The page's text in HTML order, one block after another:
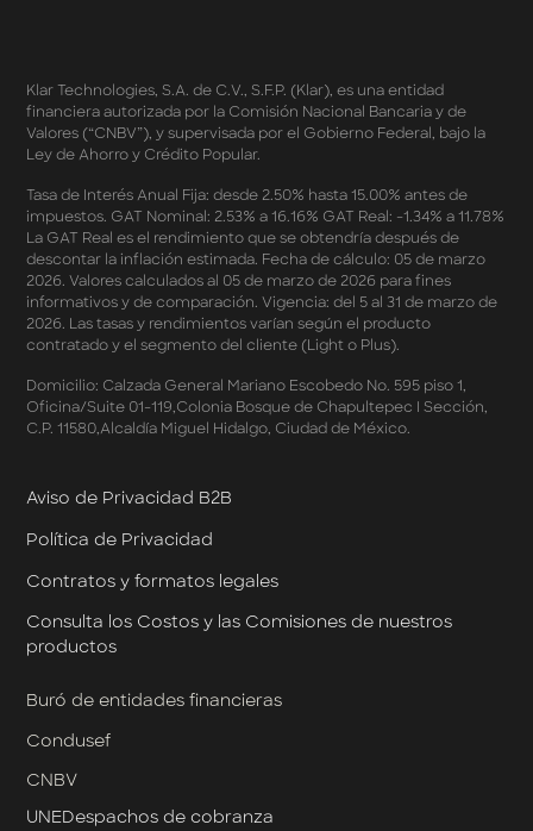
Términos y Condiciones – Fechas Dobles “3 de 3” 2026
Mercado Libre
Términos y Condiciones - Reducción Tasa de Interés en
Términos y Condiciones - Apartados - Tasas
Preferentes Febrero 2026
Términos y Condiciones - Programa de Cashback
AWIN
Pago de Servicios a MSI – Supermercados Enero -
Marzo 2026
Términos y Condiciones - Meses Sin Intereses y SplitK
Cashback
Términos y Condiciones Aplicables a la Tarjeta de
Apartados
Mastercard
Términos y Condiciones de Klar Plus
Klar Empresarial
Términos y Condiciones - Rendimiento Preferencial en
Cuentas Empresariales
Términos y Condiciones de Promociones de Klar
Términos y Condiciones de Promociones de Klar
Empresarial por Designación
Klar Technologies, S.A. de C.V., S.F.P. (Klar), es una entidad
financiera autorizada por la Comisión Nacional Bancaria y de
Valores (“CNBV”), y supervisada por el Gobierno Federal, bajo la
Ley de Ahorro y Crédito Popular.
Tasa de Interés Anual Fija: desde 2.50% hasta 15.00% antes de
impuestos. GAT Nominal: 2.53% a 16.16% GAT Real: -1.34% a 11.78%
La GAT Real es el rendimiento que se obtendría después de
descontar la inflación estimada. Fecha de cálculo: 05 de marzo
2026. Valores calculados al 05 de marzo de 2026 para fines
informativos y de comparación. Vigencia: del 5 al 31 de marzo de
2026. Las tasas y rendimientos varían según el producto
contratado y el segmento del cliente (Light o Plus).
Domicilio: Calzada General Mariano Escobedo No. 595 piso 1,
Oficina/Suite 01-119,Colonia Bosque de Chapultepec I Sección,
C.P. 11580,Alcaldía Miguel Hidalgo, Ciudad de México.
Aviso de Privacidad B2B
Política de Privacidad
Contratos y formatos legales
Consulta los Costos y las Comisiones de nuestros
productos
Buró de entidades financieras
Condusef
CNBV
UNEDespachos de cobranza